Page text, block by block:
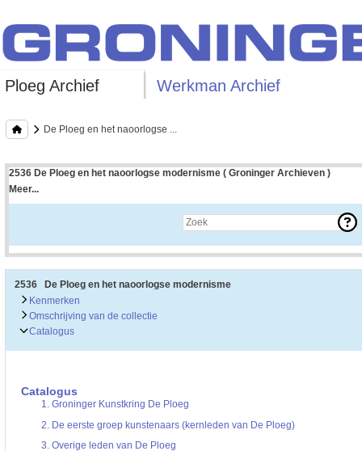
Ploeg Archief Werkman Archief
De Ploeg en het naoorlogse ...
2536 De Ploeg en het naoorlogse modernisme ( Groninger Archieven )
Meer...
Uitleg bij archieftoegang
Een archieftoegang geeft uitgebreide informatie over een bepaald archief.
• Kenmerken van het archief
• Inleiding op het archief
• Inventaris of plaatsingslijst
• Eventueel bijlagen
De kenmerken van het archief zijn o.m. de omvang, vindplaats,
De inleiding op het archief bevat interessante informatie over de
bevatten.
Bij het zoeken in de inventaris wordt de hiërarchie gevolgd. De rubrieken in
2536 De Ploeg en het naoorlogse modernisme
Kenmerken
Omschrijving van de collectie
Catalogus
Catalogus
1.Groninger Kunstkring De Ploeg
2.De eerste groep kunstenaars (kernleden van De Ploeg)
3.Overige leden van De Ploeg